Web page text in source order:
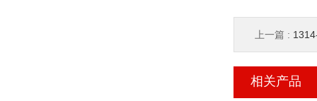
上一篇 :
相关产品